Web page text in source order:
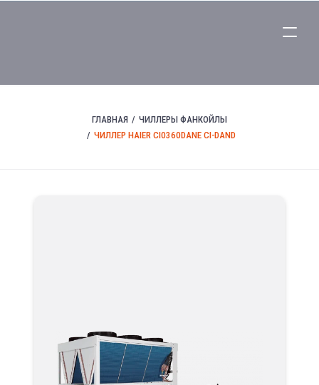
ГЛАВНАЯ
ЧИЛЛЕРЫ ФАНКОЙЛЫ
ЧИЛЛЕР HAIER CI0360DANE CI-DAND